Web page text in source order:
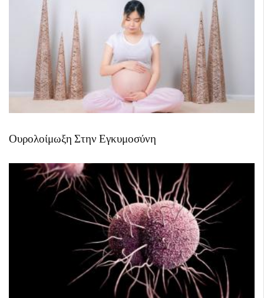
Ουρολοίμωξη Στην Εγκυμοσύνη